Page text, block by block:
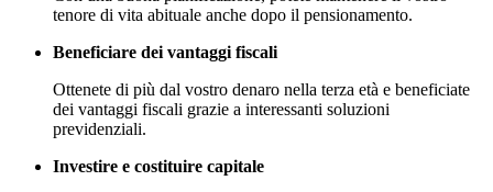
tenore di vita abituale anche dopo il pensionamento.
Beneficiare dei vantaggi fiscali
Ottenete di più dal vostro denaro nella terza età e beneficiate
dei vantaggi fiscali grazie a interessanti soluzioni
previdenziali.
Investire e costituire capitale